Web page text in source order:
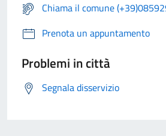
Chiama il comune
Prenota un appuntamento
Problemi in città
Segnala disservizio